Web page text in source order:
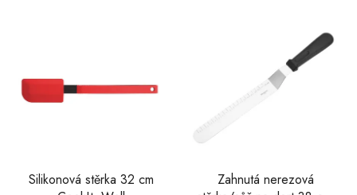
Silikonová stěrka 32 cm
Zahnutá nerezová